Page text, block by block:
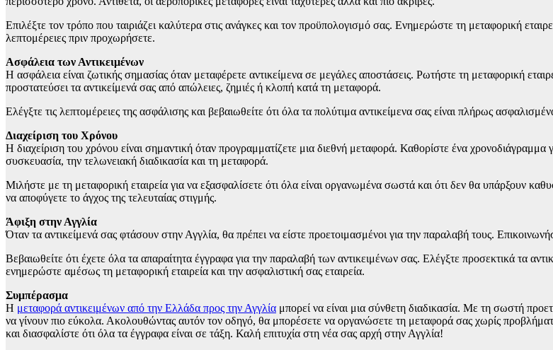
Επιλέξτε τον τρόπο που ταιριάζει καλύτερα στις ανάγκες και τον προϋπολογισμό σας. Ενημερώστε τη μεταφορική
λεπτομέρειες πριν προχωρήσετε.
Ασφάλεια των Αντικειμένων
Η ασφάλεια είναι ζωτικής σημασίας όταν μεταφέρετε αντικείμενα σε μεγάλες αποστάσεις. Ρωτήστε τη μεταφορική
προστατεύσει τα αντικείμενά σας από απώλειες, ζημιές ή κλοπή κατά τη μεταφορά.
Ελέγξτε τις λεπτομέρειες της ασφάλισης και βεβαιωθείτε ότι όλα τα πολύτιμα αντικείμενα σας είναι πλήρως
Διαχείριση του Χρόνου
Η διαχείριση του χρόνου είναι σημαντική όταν προγραμματίζετε μια διεθνή μεταφορά. Καθορίστε ένα χρονοδιάγραμμα
συσκευασία, την τελωνειακή διαδικασία και τη μεταφορά.
Μιλήστε με τη μεταφορική εταιρεία για να εξασφαλίσετε ότι όλα είναι οργανωμένα σωστά και ότι δεν θα υπάρξουν
να αποφύγετε το άγχος της τελευταίας στιγμής.
Άφιξη στην Αγγλία
Όταν τα αντικείμενά σας φτάσουν στην Αγγλία, θα πρέπει να είστε προετοιμασμένοι για την παραλαβή τους.
Βεβαιωθείτε ότι έχετε όλα τα απαραίτητα έγγραφα για την παραλαβή των αντικειμένων σας. Ελέγξτε προσεκτικά τα
ενημερώστε αμέσως τη μεταφορική εταιρεία και την ασφαλιστική σας εταιρεία.
Συμπέρασμα
Η μεταφορά αντικειμένων από την Ελλάδα προς την Αγγλία μπορεί να είναι μια σύνθετη διαδικασία. Με τη σωστή
να γίνουν πιο εύκολα. Ακολουθώντας αυτόν τον οδηγό, θα μπορέσετε να οργανώσετε τη μεταφορά σας χωρίς
και διασφαλίστε ότι όλα τα έγγραφα είναι σε τάξη. Καλή επιτυχία στη νέα σας αρχή στην Αγγλία!